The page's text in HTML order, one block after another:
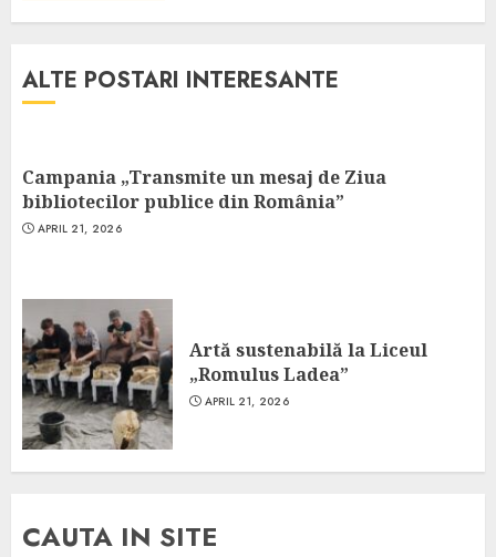
ALTE POSTARI INTERESANTE
Campania „Transmite un mesaj de Ziua
bibliotecilor publice din România”
APRIL 21, 2026
Artă sustenabilă la Liceul
„Romulus Ladea”
APRIL 21, 2026
CAUTA IN SITE